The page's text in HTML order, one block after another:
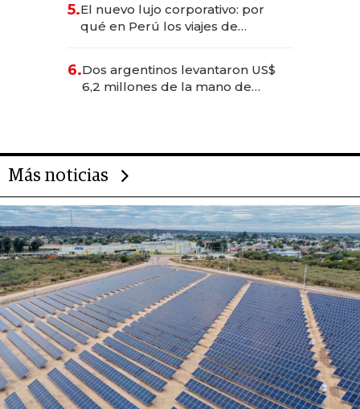
Fénix
5.El nuevo lujo corporativo: por
qué en Perú los viajes de
para convertirse en experiencias
transformadoras
6.Dos argentinos levantaron US$
6,2 millones de la mano de
Más noticias